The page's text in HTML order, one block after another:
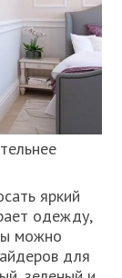
яркий
одежду,
можно
для